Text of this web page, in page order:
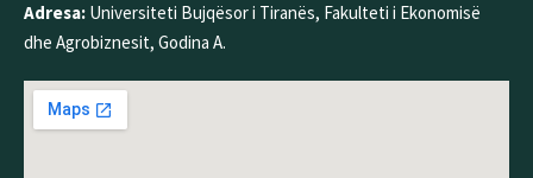
Adresa: Universiteti Bujqësor i Tiranës, Fakulteti i Ekonomisë
dhe Agrobiznesit, Godina A.